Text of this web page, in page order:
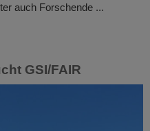
auch Forschende ...
GSI/FAIR